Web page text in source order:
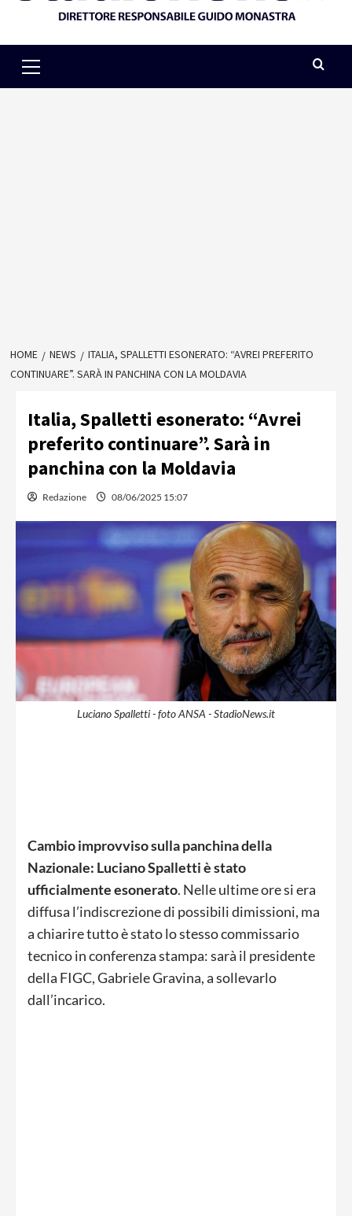
Menu
HOME NEWS
ITALIA, SPALLETTI ESONERATO: “AVREI PREFERITO
CONTINUARE”. SARÀ IN PANCHINA CON LA MOLDAVIA
Italia, Spalletti esonerato: “Avrei
preferito continuare”. Sarà in
panchina con la Moldavia
Redazione 08/06/2025 15:07
Luciano Spalletti - foto ANSA - StadioNews.it
Cambio improvviso sulla panchina della
Nazionale: Luciano Spalletti è stato
ufficialmente esonerato. Nelle ultime ore si era
diffusa l’indiscrezione di possibili dimissioni, ma
a chiarire tutto è stato lo stesso commissario
tecnico in conferenza stampa: sarà il presidente
della FIGC, Gabriele Gravina, a sollevarlo
dall’incarico.